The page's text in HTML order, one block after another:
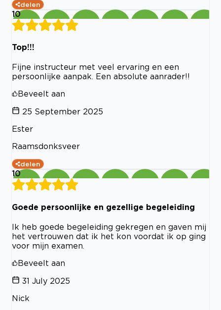
delen
10
Top!!!
Fijne instructeur met veel ervaring en een
persoonlijke aanpak. Een absolute aanrader!!
Beveelt aan
25 September 2025
Ester
Raamsdonksveer
delen
10
Goede persoonlijke en gezellige begeleiding
Ik heb goede begeleiding gekregen en gaven mij
het vertrouwen dat ik het kon voordat ik op ging
voor mijn examen.
Beveelt aan
31 July 2025
Nick